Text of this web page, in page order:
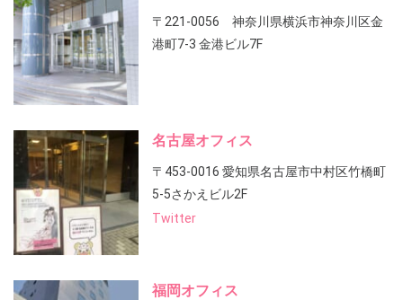
〒221-0056 神奈川県横浜市神奈川区金
港町7-3 金港ビル7F
名古屋オフィス
〒453-0016 愛知県名古屋市中村区竹橋町
5-5さかえビル2F
Twitter
福岡オフィス